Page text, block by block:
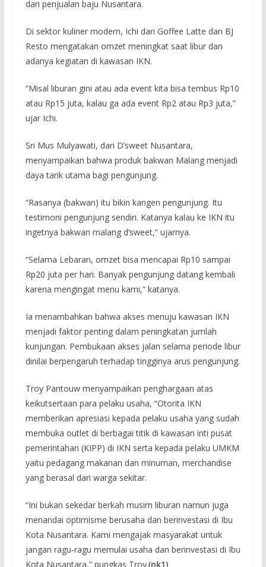
dari penjualan baju Nusantara.
Di sektor kuliner modern, Ichi dari Goffee Latte dan BJ
Resto mengatakan omzet meningkat saat libur dan
adanya kegiatan di kawasan IKN.
“Misal liburan gini atau ada event kita bisa tembus Rp10
atau Rp15 juta, kalau ga ada event Rp2 atau Rp3 juta,”
ujar Ichi.
Sri Mus Mulyawati, dari D’sweet Nusantara,
menyampaikan bahwa produk bakwan Malang menjadi
daya tarik utama bagi pengunjung.
“Rasanya (bakwan) itu bikin kangen pengunjung. Itu
testimoni pengunjung sendiri. Katanya kalau ke IKN itu
ingetnya bakwan malang d’sweet,” ujarnya.
“Selama Lebaran, omzet bisa mencapai Rp10 sampai
Rp20 juta per hari. Banyak pengunjung datang kembali
karena mengingat menu kami,” katanya.
Ia menambahkan bahwa akses menuju kawasan IKN
menjadi faktor penting dalam peningkatan jumlah
kunjungan. Pembukaan akses jalan selama periode libur
dinilai berpengaruh terhadap tingginya arus pengunjung.
Troy Pantouw menyampaikan penghargaan atas
keikutsertaan para pelaku usaha, “Otorita IKN
memberikan apresiasi kepada pelaku usaha yang sudah
membuka outlet di berbagai titik di kawasan inti pusat
pemerintahan (KIPP) di IKN serta kepada pelaku UMKM
yaitu pedagang makanan dan minuman, merchandise
yang berasal dari warga sekitar.
“Ini bukan sekedar berkah musim liburan namun juga
menandai optimisme berusaha dan berinvestasi di Ibu
Kota Nusantara. Kami mengajak masyarakat untuk
jangan ragu-ragu memulai usaha dan berinvestasi di Ibu
Kota Nusantara,” pungkas Troy.(nk1)